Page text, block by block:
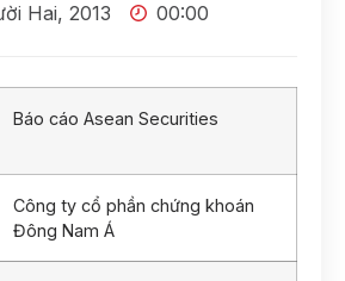
Hai, 2013 00:00
Báo cáo Asean Securities
Công ty cổ phần chứng khoán
Đông Nam Á